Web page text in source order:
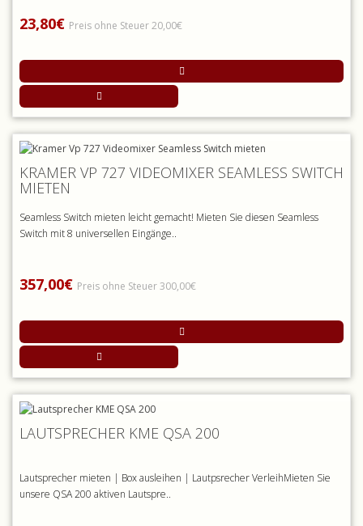
23,80€ Preis ohne Steuer 20,00€
KRAMER VP 727 VIDEOMIXER SEAMLESS SWITCH
MIETEN
Seamless Switch mieten leicht gemacht! Mieten Sie diesen Seamless
Switch mit 8 universellen Eingänge..
357,00€ Preis ohne Steuer 300,00€
LAUTSPRECHER KME QSA 200
Lautsprecher mieten | Box ausleihen | Lautpsrecher VerleihMieten Sie
unsere QSA 200 aktiven Lautspre..